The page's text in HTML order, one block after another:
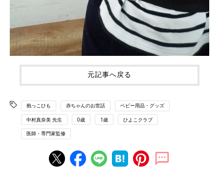
元記事へ戻る
抱っこひも 赤ちゃんのお世話 ベビー用品・グッズ
中村真奈美 先生 0歳 1歳 ひよこクラブ
医師・専門家監修